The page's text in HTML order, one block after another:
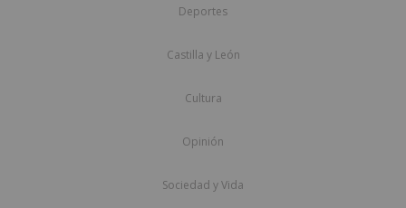
Deportes
Castilla y León
Cultura
Opinión
Sociedad y Vida